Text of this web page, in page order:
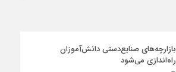
بازارچه‌های صنایع‌دستی دانش‌آموزان
راه‌اندازی می‌شود